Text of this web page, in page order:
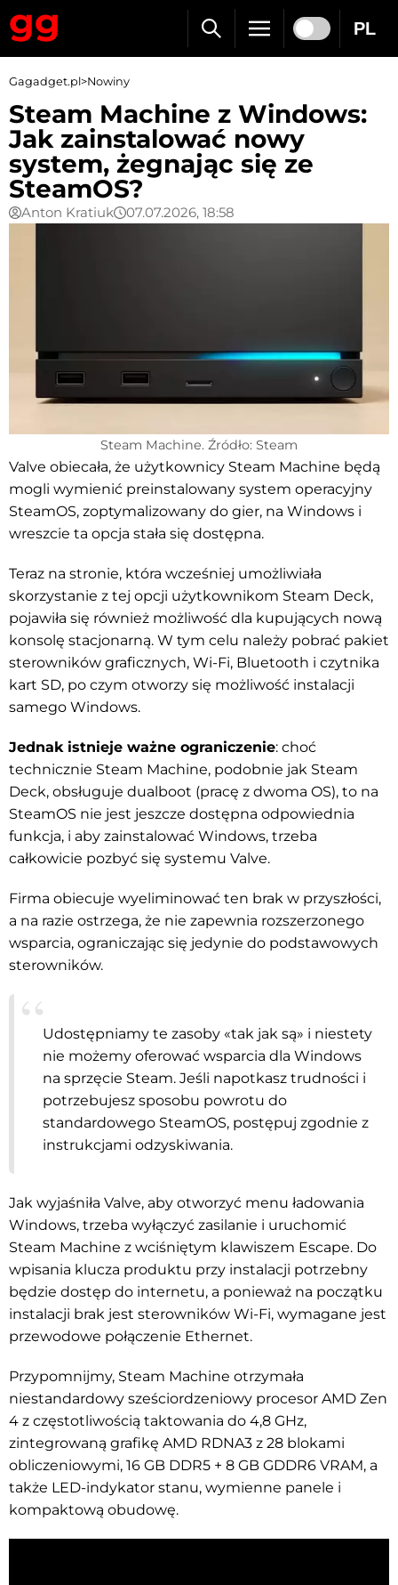
PL
Gagadget.pl>Nowiny
Steam Machine z Windows:
Jak zainstalować nowy
system, żegnając się ze
SteamOS?
Anton Kratiuk 07.07.2026, 18:58
Steam Machine. Źródło: Steam
Valve obiecała, że użytkownicy Steam Machine będą
mogli wymienić preinstalowany system operacyjny
SteamOS, zoptymalizowany do gier, na Windows i
wreszcie ta opcja stała się dostępna.
Teraz na stronie, która wcześniej umożliwiała
skorzystanie z tej opcji użytkownikom Steam Deck,
pojawiła się również możliwość dla kupujących nową
konsolę stacjonarną. W tym celu należy pobrać pakiet
sterowników graficznych, Wi-Fi, Bluetooth i czytnika
kart SD, po czym otworzy się możliwość instalacji
samego Windows.
Jednak istnieje ważne ograniczenie: choć
technicznie Steam Machine, podobnie jak Steam
Deck, obsługuje dualboot (pracę z dwoma OS), to na
SteamOS nie jest jeszcze dostępna odpowiednia
funkcja, i aby zainstalować Windows, trzeba
całkowicie pozbyć się systemu Valve.
Firma obiecuje wyeliminować ten brak w przyszłości,
a na razie ostrzega, że nie zapewnia rozszerzonego
wsparcia, ograniczając się jedynie do podstawowych
sterowników.
Udostępniamy te zasoby «tak jak są» i niestety
nie możemy oferować wsparcia dla Windows
na sprzęcie Steam. Jeśli napotkasz trudności i
potrzebujesz sposobu powrotu do
standardowego SteamOS, postępuj zgodnie z
instrukcjami odzyskiwania.
Jak wyjaśniła Valve, aby otworzyć menu ładowania
Windows, trzeba wyłączyć zasilanie i uruchomić
Steam Machine z wciśniętym klawiszem Escape. Do
wpisania klucza produktu przy instalacji potrzebny
będzie dostęp do internetu, a ponieważ na początku
instalacji brak jest sterowników Wi-Fi, wymagane jest
przewodowe połączenie Ethernet.
Przypomnijmy, Steam Machine otrzymała
niestandardowy sześciordzeniowy procesor AMD Zen
4 z częstotliwością taktowania do 4,8 GHz,
zintegrowaną grafikę AMD RDNA3 z 28 blokami
obliczeniowymi, 16 GB DDR5 + 8 GB GDDR6 VRAM, a
także LED-indykator stanu, wymienne panele i
kompaktową obudowę.